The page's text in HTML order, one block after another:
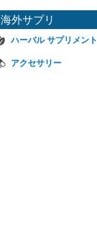
海外サプリ
ハーバル サプリメント
アクセサリー